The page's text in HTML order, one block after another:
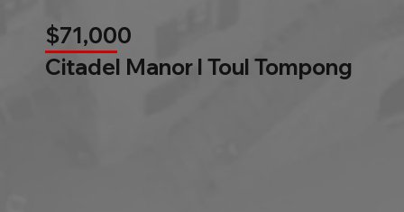
$71,000
Citadel Manor l Toul Tompong